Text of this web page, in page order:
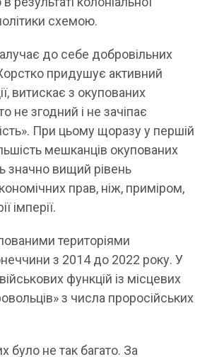
схемою.
до себе добровільних
придушує активний
витискає з окупованих
не згодний і не зачіпає
При цьому щоразу у першій
мешканців окупованих
значно вищий рівень
прав, ніж, приміром,
імперії.
територіями
з 2014 до 2022 року. У
функцій із місцевих
з числа проросійських
було не так багато. За